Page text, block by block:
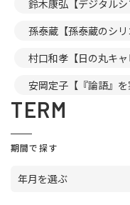
鈴木康弘【デジタルシ
孫泰蔵【孫泰蔵のシリ
村口和孝【日の丸キャ
安岡定子【『論語』を
TERM
期間で探す
年月を選ぶ